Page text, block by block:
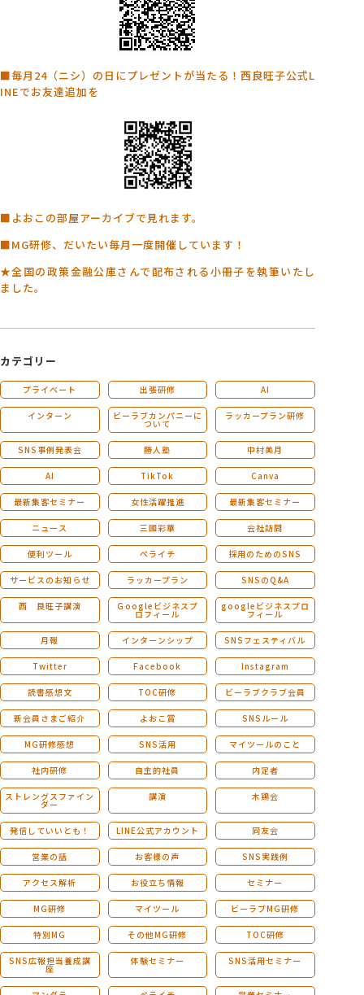
■毎月24（ニシ）の日にプレゼントが当たる！西良旺子公式L
INEでお友達追加を
■よおこの部屋アーカイブで見れます。
■MG研修、だいたい毎月一度開催しています！
★全国の政策金融公庫さんで配布される小冊子を執筆いたし
ました。
カテゴリー
プライベート 出張研修 AI
インターン ビーラブカンパニーに
ついて
ラッカープラン研修
SNS事例発表会 勝人塾 中村美月
AI TikTok Canva
最新集客セミナー 女性活躍推進 最新集客セミナー
ニュース 三國彩華 会社訪問
便利ツール ペライチ 採用のためのSNS
サービスのお知らせ ラッカープラン SNSのQ&A
西 良旺子講演 Ｇoogleビジネスプ
ロフィール
googleビジネスプロ
フィール
月報 インターンシップ SNSフェスティバル
Twitter Facebook Instagram
読書感想文 TOC研修 ビーラブクラブ会員
新会員さまご紹介 よおこ賞 SNSルール
MG研修感想 SNS活用 マイツールのこと
社内研修 自主的社員 内定者
ストレングスファイン
ダー
講演 木鶏会
発信していいとも！ LINE公式アカウント 同友会
営業の話 お客様の声 SNS実践例
アクセス解析 お役立ち情報 セミナー
MG研修 マイツール ビーラブMG研修
特別MG その他MG研修 TOC研修
SNS広報担当養成講
座
体験セミナー SNS活用セミナー